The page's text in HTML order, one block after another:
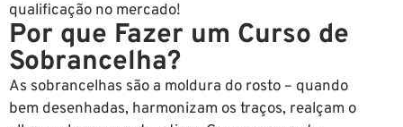
qualificação no mercado!
Por que Fazer um Curso de
Sobrancelha?
As sobrancelhas são a moldura do rosto – quando
bem desenhadas, harmonizam os traços, realçam o